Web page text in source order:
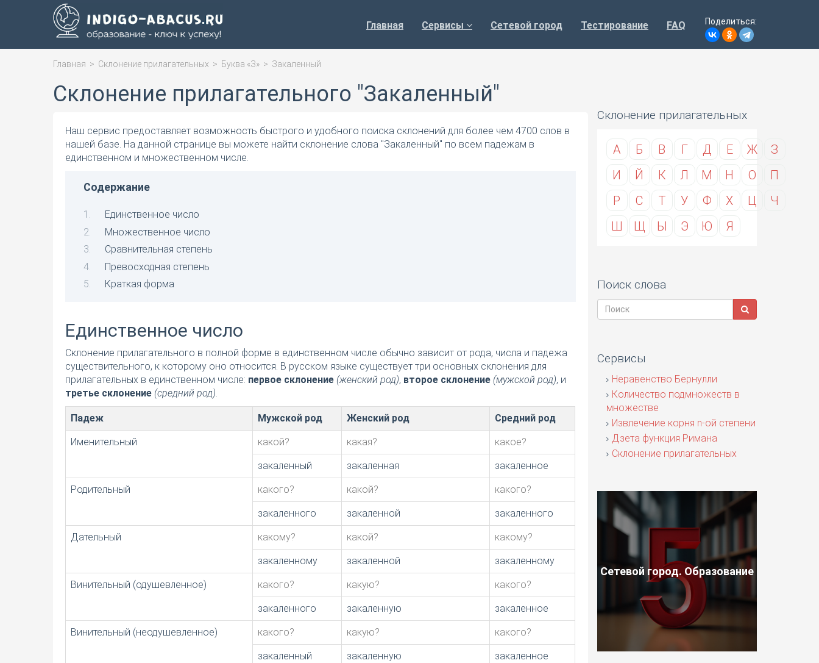
Главная Сервисы Сетевой город Тестирование FAQ Поделиться:
Главная > Склонение прилагательных > Буква «З» > Закаленный
Склонение прилагательного "Закаленный"
Наш сервис предоставляет возможность быстрого и удобного поиска склонений для более чем 4700 слов в
нашей базе. На данной странице вы можете найти склонение слова "Закаленный" по всем падежам в
единственном и множественном числе.
Содержание
Единственное число
Множественное число
Сравнительная степень
Превосходная степень
Краткая форма
Единственное число
Склонение прилагательного в полной форме в единственном числе обычно зависит от рода, числа и падежа
существительного, к которому оно относится. В русском языке существует три основных склонения для
прилагательных в единственном числе: первое склонение (женский род), второе склонение (мужской род), и
третье склонение (средний род).
Падеж Мужской род Женский род Средний род
Именительный какой? какая? какое?
закаленный закаленная закаленное
Родительный какого? какой? какого?
закаленного закаленной закаленного
Дательный какому? какой? какому?
закаленному закаленной закаленному
Винительный (одушевленное) какого? какую? какого?
закаленного закаленную закаленное
Винительный (неодушевленное) какого? какую? какого?
закаленный закаленную закаленное
Склонение прилагательных
А Б В Г Д Е Ж
З
И
Й К Л М Н О
П
Р
С Т У Ф Х Ц
Ч
Ш
Щ Ы Э Ю Я
Поиск слова
Сервисы
Неравенство Бернулли
Количество подмножеств в
множестве
Извлечение корня n-ой степени
Дзета функция Римана
Склонение прилагательных
Сетевой город. Образование